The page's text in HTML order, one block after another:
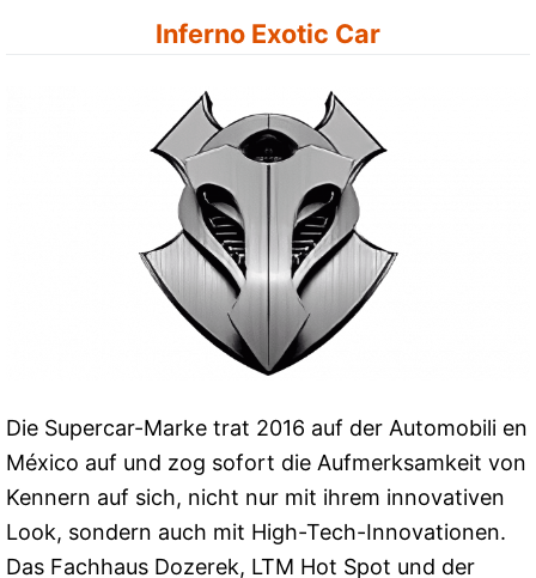
Inferno Exotic Car
Die Supercar-Marke trat 2016 auf der Automobili en
México auf und zog sofort die Aufmerksamkeit von
Kennern auf sich, nicht nur mit ihrem innovativen
Look, sondern auch mit High-Tech-Innovationen.
Das Fachhaus Dozerek, LTM Hot Spot und der